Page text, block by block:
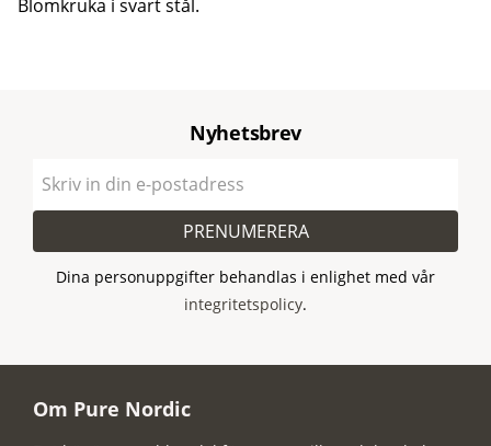
Blomkruka i svart stål.
Nyhetsbrev
PRENUMERERA
Dina personuppgifter behandlas i enlighet med vår
integritetspolicy.
Om Pure Nordic